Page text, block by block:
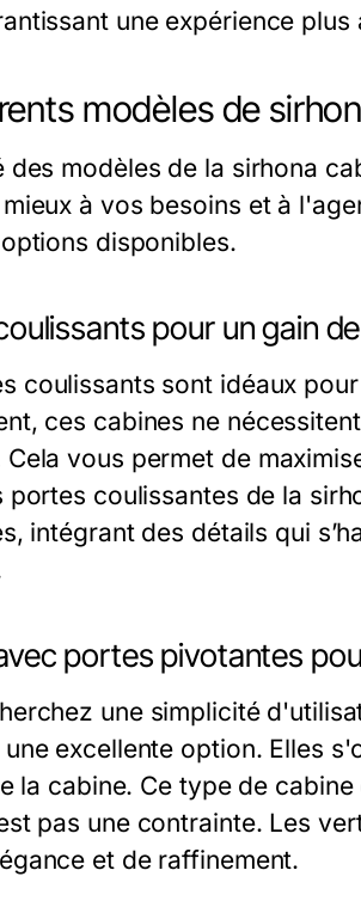
une expérience plus
modèles de
des modèles de la sirhona
à vos besoins et à
disponibles.
pour un gain
coulissants sont idéaux
ces cabines ne
vous permet de
portes coulissantes de la
intégrant des détails qui
portes pivotantes
une simplicité
excellente option. Elles
la cabine. Ce type de
pas une contrainte. Les
et de raffinement.